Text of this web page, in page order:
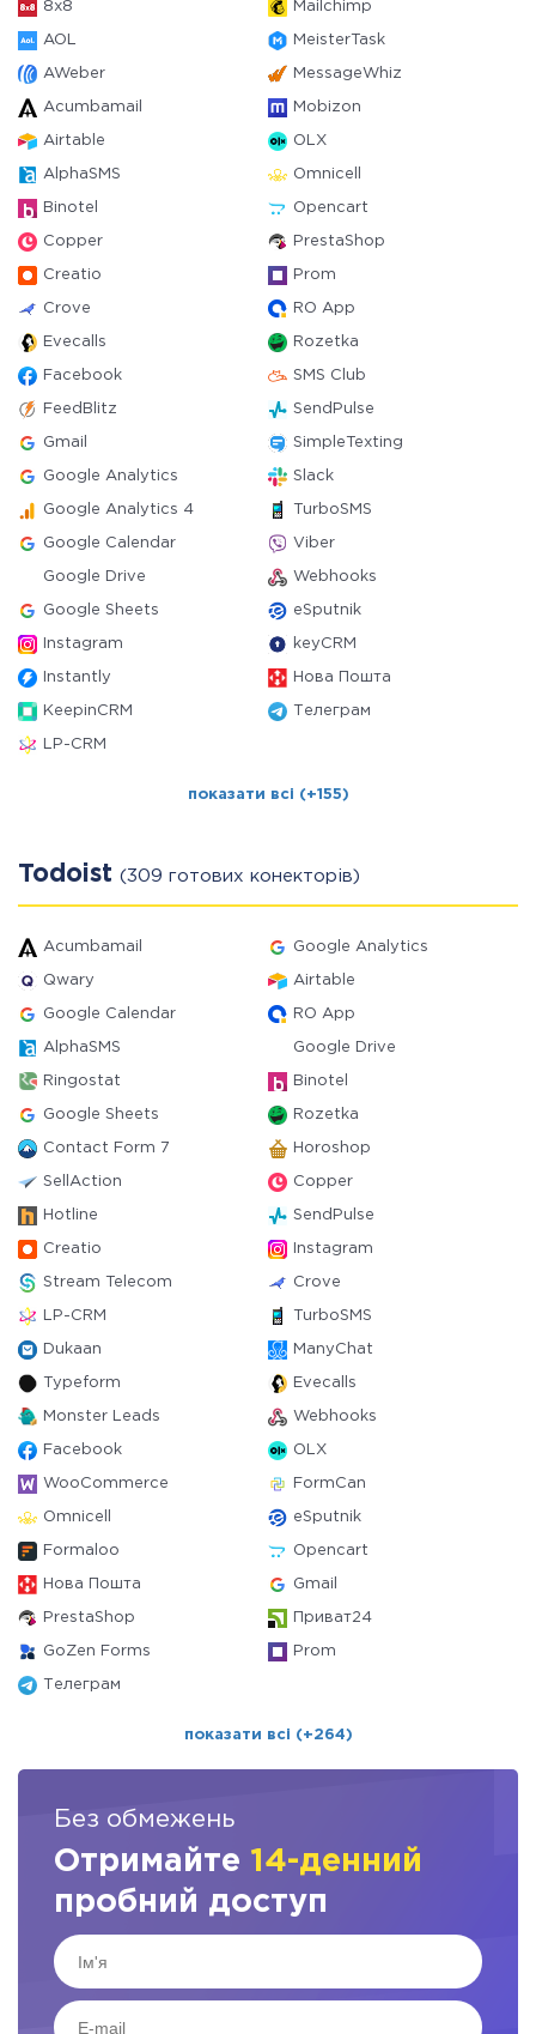
8x8 Mailchimp
AOL MeisterTask
AWeber MessageWhiz
Acumbamail Mobizon
Airtable OLX
AlphaSMS Omnicell
Binotel Opencart
Copper PrestaShop
Creatio Prom
Crove RO App
Evecalls Rozetka
Facebook SMS Club
FeedBlitz SendPulse
Gmail SimpleTexting
Google Analytics Slack
Google Analytics 4 TurboSMS
Google Calendar Viber
Google Drive Webhooks
Google Sheets eSputnik
Instagram keyCRM
Instantly Нова Пошта
KeepinCRM Телеграм
LP-CRM
показати всі (+155)
Todoist (309 готових конекторів)
Acumbamail Google Analytics
Qwary Airtable
Google Calendar RO App
AlphaSMS Google Drive
Ringostat Binotel
Google Sheets Rozetka
Contact Form 7 Horoshop
SellAction Copper
Hotline SendPulse
Creatio Instagram
Stream Telecom Crove
LP-CRM TurboSMS
Dukaan ManyChat
Typeform Evecalls
Monster Leads Webhooks
Facebook OLX
WooCommerce FormCan
Omnicell eSputnik
Formaloo Opencart
Нова Пошта Gmail
PrestaShop Приват24
GoZen Forms Prom
Телеграм
показати всі (+264)
Без обмежень
Отримайте 14-денний
пробний доступ